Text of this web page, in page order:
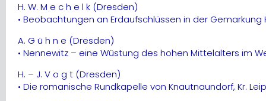
H. W. M e c h e l k (Dresden)
• Beobachtungen an Erdaufschlüssen in der Gemarkung
A. G ü h n e (Dresden)
• Nennewitz – eine Wüstung des hohen Mittelalters im
H. – J. V o g t (Dresden)
• Die romanische Rundkapelle von Knautnaundorf, Kr.